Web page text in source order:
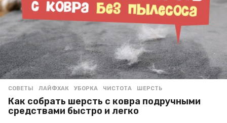
СОВЕТЫ ЛАЙФХАК ,УБОРКА ,ЧИСТОТА ,ШЕРСТЬ
Как собрать шерсть с ковра подручными
средствами быстро и легко